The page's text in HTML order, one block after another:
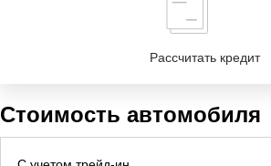
Рассчитать кредит
Стоимость автомобиля